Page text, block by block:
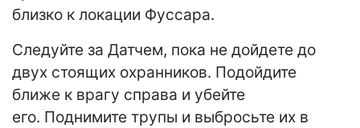
близко к локации Фуссара.
Следуйте за Датчем, пока не дойдете до
двух стоящих охранников. Подойдите
ближе к врагу справа и убейте
его. Поднимите трупы и выбросьте их в